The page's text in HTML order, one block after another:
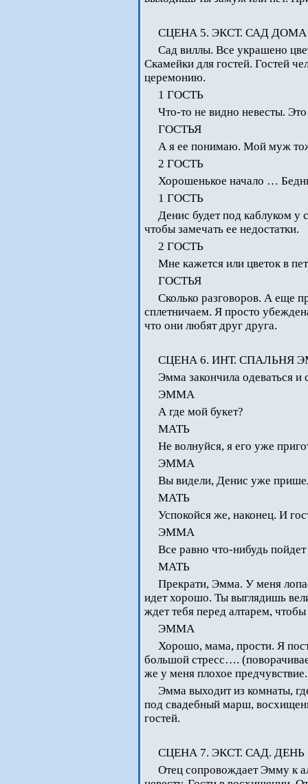
СЦЕНА 5. ЭКСТ. САД
Сад виллы. Все украшено
Скамейки для гостей. Гостей
церемонию.
1 ГОСТЬ
Что-то не видно невесты.
ГОСТЬЯ
А я ее понимаю. Мой муж
2 ГОСТЬ
Хорошенькое начало …
1 ГОСТЬ
Денис будет под каблуком
чтобы замечать ее недостатки.
2 ГОСТЬ
Мне кажется или цветок в
ГОСТЬЯ
Сколько разговоров. А еще
сплетничаем. Я просто
что они любят друг друга.
СЦЕНА 6. ИНТ. СПАЛЬНЯ
Эмма закончила одеваться и
ЭММА
А где мой букет?
МАТЬ
Не волнуйся, я его уже
ЭММА
Вы видели, Денис уже
МАТЬ
Успокойся же, наконец. И
ЭММА
Все равно что-нибудь
МАТЬ
Прекрати, Эмма. У меня
идет хорошо. Ты выглядишь
ждет тебя перед алтарем,
ЭММА
Хорошо, мама, прости. Я
большой стресс….
же у меня плохое предчувствие.
Эмма выходит из комнаты,
под свадебный марш,
гостей.
СЦЕНА 7. ЭКСТ. САД. ДЕНЬ
Отец сопровождает Эмму к